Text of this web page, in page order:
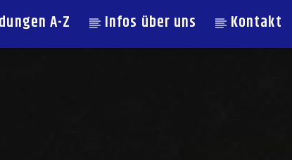
A-Z Infos über uns Kontakt